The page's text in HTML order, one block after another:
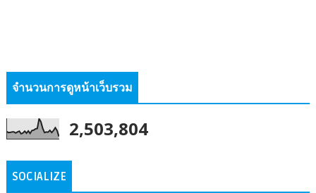
จำนวนการดูหน้าเว็บรวม
2,503,804
SOCIALIZE